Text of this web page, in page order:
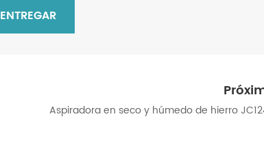
ENTREGAR
Aspiradora en seco y húmedo de hierro